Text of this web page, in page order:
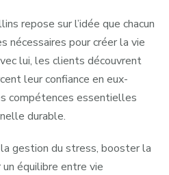
repose sur l’idée que chacun
nécessaires pour créer la vie
lui, les clients découvrent
leur confiance en eux-
compétences essentielles
durable.
gestion du stress, booster la
équilibre entre vie